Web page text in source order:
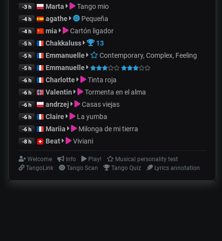
-3 h Marta Tango mio
-4 h agathe Pequeña
-4 h mia Cartón ligador
-5 h Chakkaluss 13
-5 h Emmanuelle Contemporary, Complex, Feeling
-5 h Emmanuelle
-6 h Charlotte Tinta roja
-6 h Valentin Tormenta en el alma
-6 h andrzej Casas viejas
-6 h Claire La yumba
-6 h Mariia Milonga de mi tierra
-8 h Beat Viviani
Welcome Info Play!
Musical personality test
TangoLink
Tango Scan Tango Quiz Lyrics annotation